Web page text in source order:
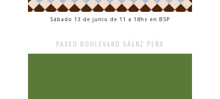
Sábado 13 de junio de 11 a 18hs en BSP
PASEO BOULEVARD SÁENZ PEÑA